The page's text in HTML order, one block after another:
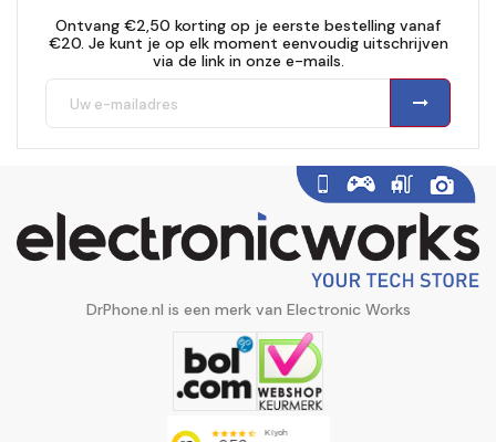
Ontvang €2,50 korting op je eerste bestelling vanaf
€20. Je kunt je op elk moment eenvoudig uitschrijven
via de link in onze e-mails.
DrPhone.nl is een merk van Electronic Works